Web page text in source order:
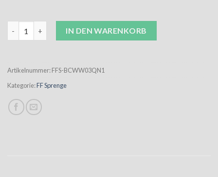
IN DEN WARENKORB
Artikelnummer:FFS-BCWW03QN1
Kategorie:FF Sprenge